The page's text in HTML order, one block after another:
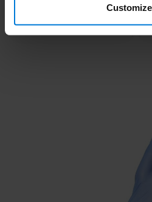
Customize